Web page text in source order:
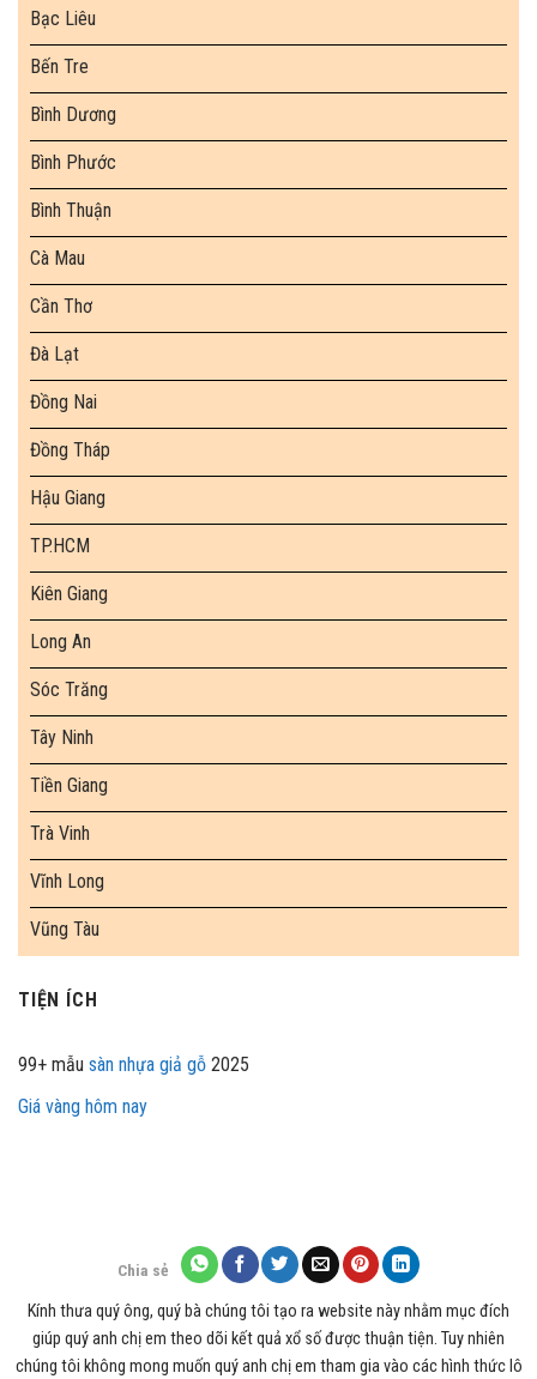
Bạc Liêu
Bến Tre
Bình Dương
Bình Phước
Bình Thuận
Cà Mau
Cần Thơ
Đà Lạt
Đồng Nai
Đồng Tháp
Hậu Giang
TP.HCM
Kiên Giang
Long An
Sóc Trăng
Tây Ninh
Tiền Giang
Trà Vinh
Vĩnh Long
Vũng Tàu
TIỆN ÍCH
99+ mẫu sàn nhựa giả gỗ 2025
Giá vàng hôm nay
Chia sẻ
Kính thưa quý ông, quý bà chúng tôi tạo ra website này nhằm mục đích
giúp quý anh chị em theo dõi kết quả xổ số được thuận tiện. Tuy nhiên
chúng tôi không mong muốn quý anh chị em tham gia vào các hình thức lô